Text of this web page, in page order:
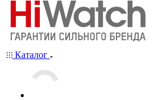
Каталог